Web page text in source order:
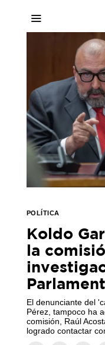
POLÍTICA
Koldo
la
El denunciante del
Pérez, tampoco ha
comisión, Raúl
logrado contactar